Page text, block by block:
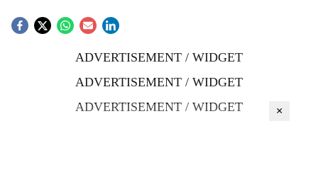
ADVERTISEMENT / WIDGET
ADVERTISEMENT / WIDGET
ADVERTISEMENT / WIDGET
×